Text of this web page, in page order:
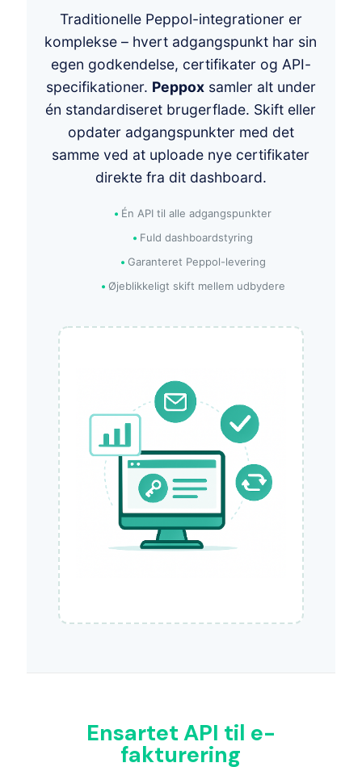
Traditionelle Peppol-integrationer er
komplekse – hvert adgangspunkt har sin
egen godkendelse, certifikater og API-
specifikationer. Peppoxsamler alt under
én standardiseret brugerflade. Skift eller
opdater adgangspunkter med det
samme ved at uploade nye certifikater
direkte fra dit dashboard.
Én API til alle adgangspunkter
Fuld dashboardstyring
Garanteret Peppol-levering
Øjeblikkeligt skift mellem udbydere
Ensartet API til e-
fakturering